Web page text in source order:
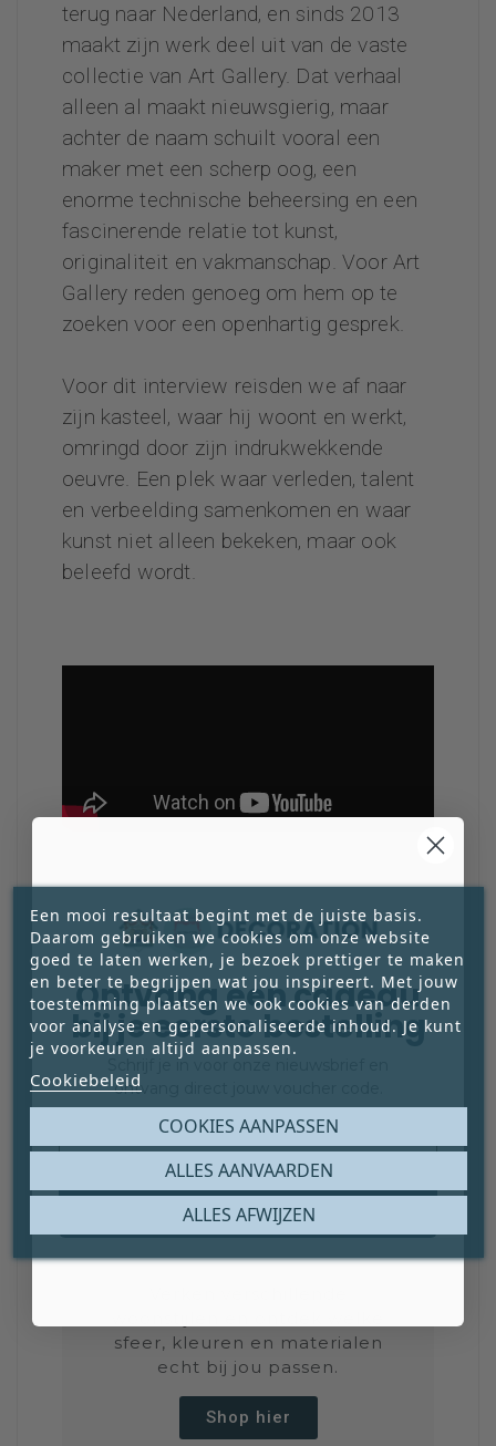
terug naar Nederland, en sinds 2013
maakt zijn werk deel uit van de vaste
collectie van Art Gallery. Dat verhaal
alleen al maakt nieuwsgierig, maar
achter de naam schuilt vooral een
maker met een scherp oog, een
enorme technische beheersing en een
fascinerende relatie tot kunst,
originaliteit en vakmanschap. Voor Art
Gallery reden genoeg om hem op te
zoeken voor een openhartig gesprek.
Voor dit interview reisden we af naar
zijn kasteel, waar hij woont en werkt,
omringd door zijn indrukwekkende
oeuvre. Een plek waar verleden, talent
en verbeelding samenkomen en waar
kunst niet alleen bekeken, maar ook
beleefd wordt.
ONTDEK
WOONSTIJLEN
sfeer, kleuren en materialen
echt bij jou passen.
Shop hier
Een mooi resultaat begint met de juiste basis.
Daarom gebruiken we cookies om onze website
goed te laten werken, je bezoek prettiger te maken
en beter te begrijpen wat jou inspireert. Met jouw
toestemming plaatsen we ook cookies van derden
voor analyse en gepersonaliseerde inhoud. Je kunt
je voorkeuren altijd aanpassen.
Cookiebeleid
COOKIES AANPASSEN
ALLES AFWIJZEN
ALLES AANVAARDEN
Ontvang een cadeau
bij je eerste bestelling
ontvang direct jouw voucher code.
Claim mijn gratis cadeau